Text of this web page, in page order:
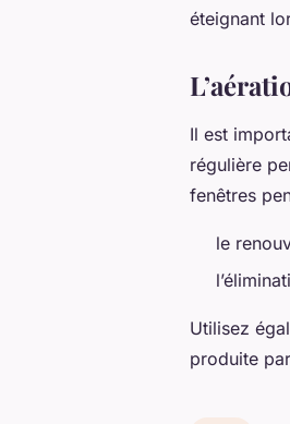
éteignant
Il est
régulière
fenêtres
le
Utilisez
produite